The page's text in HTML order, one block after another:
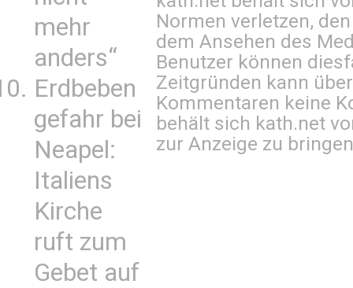
mehr
anders“
Erdbeben
gefahr bei
Neapel:
Italiens
Kirche
ruft zum
Gebet auf
Normen verletzen,
dem Ansehen des
Benutzer können
Zeitgründen kann
Kommentaren keine
behält sich kath.net
zur Anzeige zu